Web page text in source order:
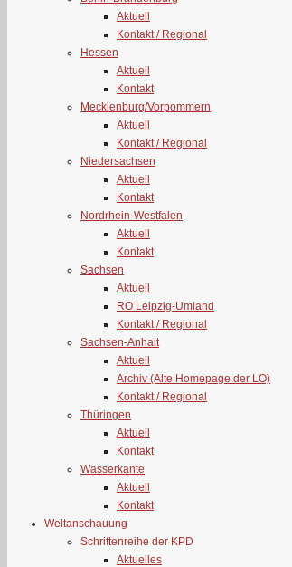
Aktuell
Kontakt / Regional
Hessen
Aktuell
Kontakt
Mecklenburg/Vorpommern
Aktuell
Kontakt / Regional
Niedersachsen
Aktuell
Kontakt
Nordrhein-Westfalen
Aktuell
Kontakt
Sachsen
Aktuell
RO Leipzig-Umland
Kontakt / Regional
Sachsen-Anhalt
Aktuell
Archiv (Alte Homepage der LO)
Kontakt / Regional
Thüringen
Aktuell
Kontakt
Wasserkante
Aktuell
Kontakt
Weltanschauung
Schriftenreihe der KPD
Aktuelles